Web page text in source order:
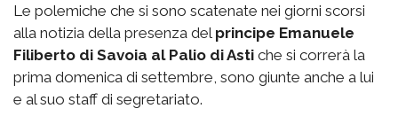
Le polemiche che si sono scatenate nei giorni scorsi
alla notizia della presenza del principe Emanuele
Filiberto di Savoia al Palio di Asti che si correrà la
prima domenica di settembre, sono giunte anche a lui
e al suo staff di segretariato.